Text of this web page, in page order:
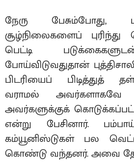
நேரு பேசும்போது,
சூழ்நிலைகளைப்
பெட்டி
போய்விடுவதுதான்
பிடரியைப் பிடித்துத்
வராமல்
அவர்களுக்குக்
என்று பேசினார்.
கம்யூனிஸ்டுகள் பல
கொண்டு வந்தனர். அவை